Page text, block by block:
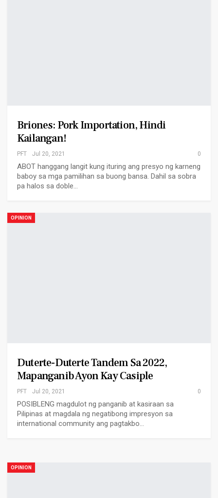
Briones: Pork Importation, Hindi
Kailangan!
PFT Jul 20, 2021 0
ABOT hanggang langit kung ituring ang presyo ng karneng
baboy sa mga pamilihan sa buong bansa. Dahil sa sobra
pa halos sa doble…
OPINION
Duterte-Duterte Tandem Sa 2022,
Mapanganib Ayon Kay Casiple
PFT Jul 20, 2021 0
POSIBLENG magdulot ng panganib at kasiraan sa
Pilipinas at magdala ng negatibong impresyon sa
international community ang pagtakbo…
OPINION